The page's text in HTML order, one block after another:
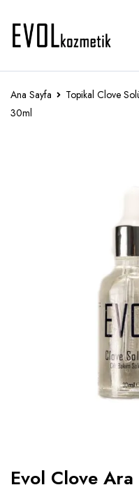
Ana Sayfa Topikal Clove
30ml
Evol Clove